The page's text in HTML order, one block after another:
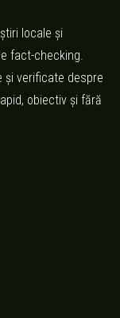
locale și
fact-checking.
și verificate despre
obiectiv și fără